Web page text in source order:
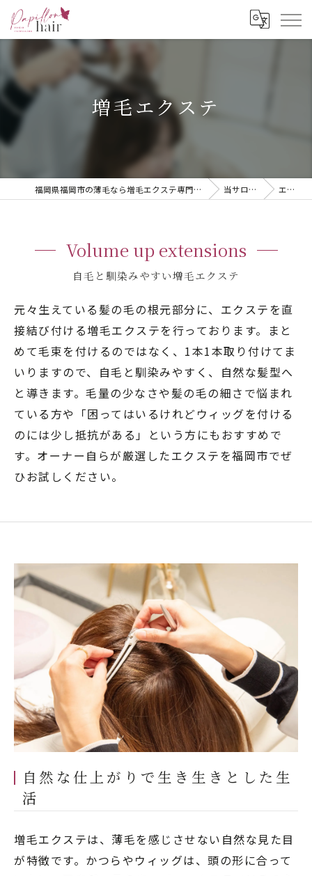
増毛エクステ
福岡県福岡市の薄毛なら増毛エクステ専門店 Papillon hair -zomo extension- 当サロンの特徴 エクステ
自毛と馴染みやすい増毛エクステ
Volume up extensions
元々生えている髪の毛の根元部分に、エクステを直
接結び付ける増毛エクステを行っております。まと
めて毛束を付けるのではなく、1本1本取り付けてま
いりますので、自毛と馴染みやすく、自然な髪型へ
と導きます。毛量の少なさや髪の毛の細さで悩まれ
ている方や「困ってはいるけれどウィッグを付ける
のには少し抵抗がある」という方にもおすすめで
す。オーナー自らが厳選したエクステを福岡市でぜ
ひお試しください。
自然な仕上がりで生き生きとした生
活
増毛エクステは、薄毛を感じさせない自然な見た目
が特徴です。かつらやウィッグは、頭の形に合って